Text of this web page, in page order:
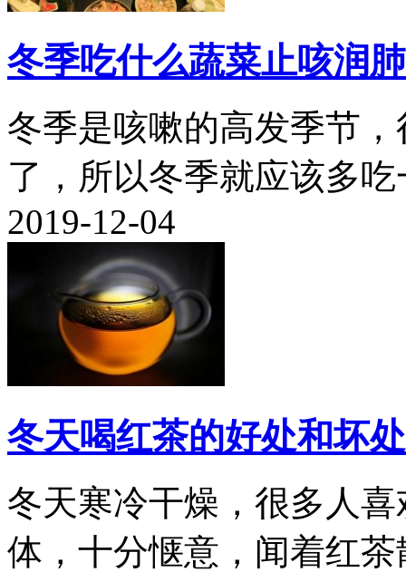
冬季吃什么蔬菜止咳润
冬季是咳嗽的高发季节
了，所以冬季就应该多
2019-12-04
冬天喝红茶的好处和坏
冬天寒冷干燥，很多人
体，十分惬意，闻着红